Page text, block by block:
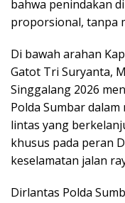
bahwa penindakan
proporsional, tanpa
Di bawah arahan
Gatot Tri Suryanta,
Singgalang 2026
Polda Sumbar
lintas yang
khusus pada peran
keselamatan jalan
Dirlantas Polda